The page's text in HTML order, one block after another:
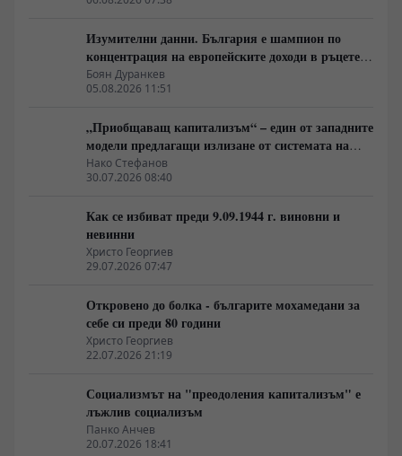
Изумителни данни. България е шампион по
концентрация на европейските доходи в ръцете
на най-богатия 1%, надминава и САЩ
Боян Дуранкев
05.08.2026 11:51
„Приобщаващ капитализъм“ – един от западните
модели предлагащи излизане от системата на
неолиберализма
Нако Стефанов
30.07.2026 08:40
Как се избиват преди 9.09.1944 г. виновни и
невинни
Христо Георгиев
29.07.2026 07:47
Откровено до болка - българите мохамедани за
себе си преди 80 години
Христо Георгиев
22.07.2026 21:19
Социализмът на "преодоления капитализъм" е
лъжлив социализъм
Панко Анчев
20.07.2026 18:41